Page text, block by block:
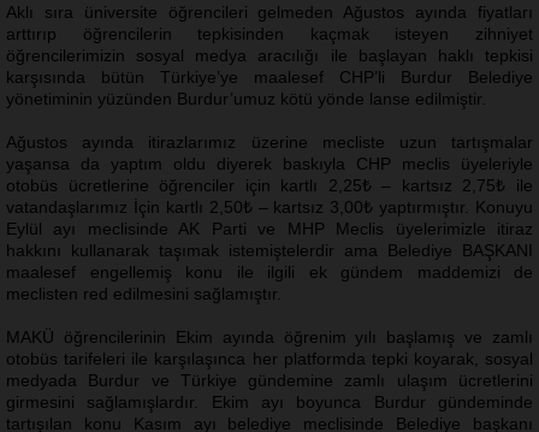
Aklı sıra üniversite öğrencileri gelmeden Ağustos ayında fiyatları
arttırıp öğrencilerin tepkisinden kaçmak isteyen zihniyet
öğrencilerimizin sosyal medya aracılığı ile başlayan haklı tepkisi
karşısında bütün Türkiye’ye maalesef CHP’li Burdur Belediye
yönetiminin yüzünden Burdur’umuz kötü yönde lanse edilmiştir.
Ağustos ayında itirazlarımız üzerine mecliste uzun tartışmalar
yaşansa da yaptım oldu diyerek baskıyla CHP meclis üyeleriyle
otobüs ücretlerine öğrenciler için kartlı 2,25₺ – kartsız 2,75₺ ile
vatandaşlarımız İçin kartlı 2,50₺ – kartsız 3,00₺ yaptırmıştır. Konuyu
Eylül ayı meclisinde AK Parti ve MHP Meclis üyelerimizle itiraz
hakkını kullanarak taşımak istemiştelerdir ama Belediye BAŞKANI
maalesef engellemiş konu ile ilgili ek gündem maddemizi de
meclisten red edilmesini sağlamıştır.
MAKÜ öğrencilerinin Ekim ayında öğrenim yılı başlamış ve zamlı
otobüs tarifeleri ile karşılaşınca her platformda tepki koyarak, sosyal
medyada Burdur ve Türkiye gündemine zamlı ulaşım ücretlerini
girmesini sağlamışlardır. Ekim ayı boyunca Burdur gündeminde
tartışılan konu Kasım ayı belediye meclisinde Belediye başkanı